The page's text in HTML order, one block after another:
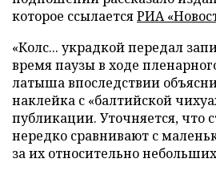
которое ссылаетсяРИА
«Колс... украдкой передал
время паузы в ходе
латыша впоследствии
наклейка с «балтийской
публикации. Уточняется, что
нередко сравнивают с
за их относительно